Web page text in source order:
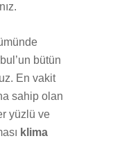
bütün
En vakit
sahip olan
yüzlü ve
klima